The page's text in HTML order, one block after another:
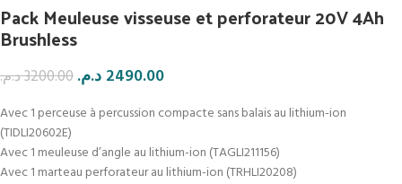
Pack Meuleuse visseuse et perforateur 20V 4Ah
Brushless
3200.00د.م. 2490.00 د.م.
Avec 1 perceuse à percussion compacte sans balais au lithium-ion
(TIDLI20602E)
Avec 1 meuleuse d’angle au lithium-ion (TAGLI211156)
Avec 1 marteau perforateur au lithium-ion (TRHLI20208)